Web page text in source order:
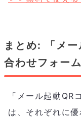
まとめ: 「メ
合わせフォーム
「メール起動QR
は、それぞれに